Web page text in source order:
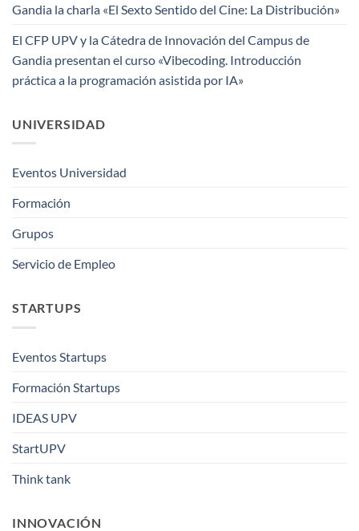
Gandia la charla «El Sexto Sentido del Cine: La Distribución»
El CFP UPV y la Cátedra de Innovación del Campus de
Gandia presentan el curso «Vibecoding. Introducción
práctica a la programación asistida por IA»
UNIVERSIDAD
Eventos Universidad
Formación
Grupos
Servicio de Empleo
STARTUPS
Eventos Startups
Formación Startups
IDEAS UPV
StartUPV
Think tank
INNOVACIÓN